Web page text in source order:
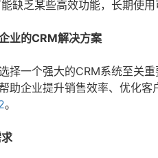
缺乏某些高效功能，长期使用
业的CRM解决方案
择一个强大的CRM系统至关
助企业提升销售效率、优化客
。